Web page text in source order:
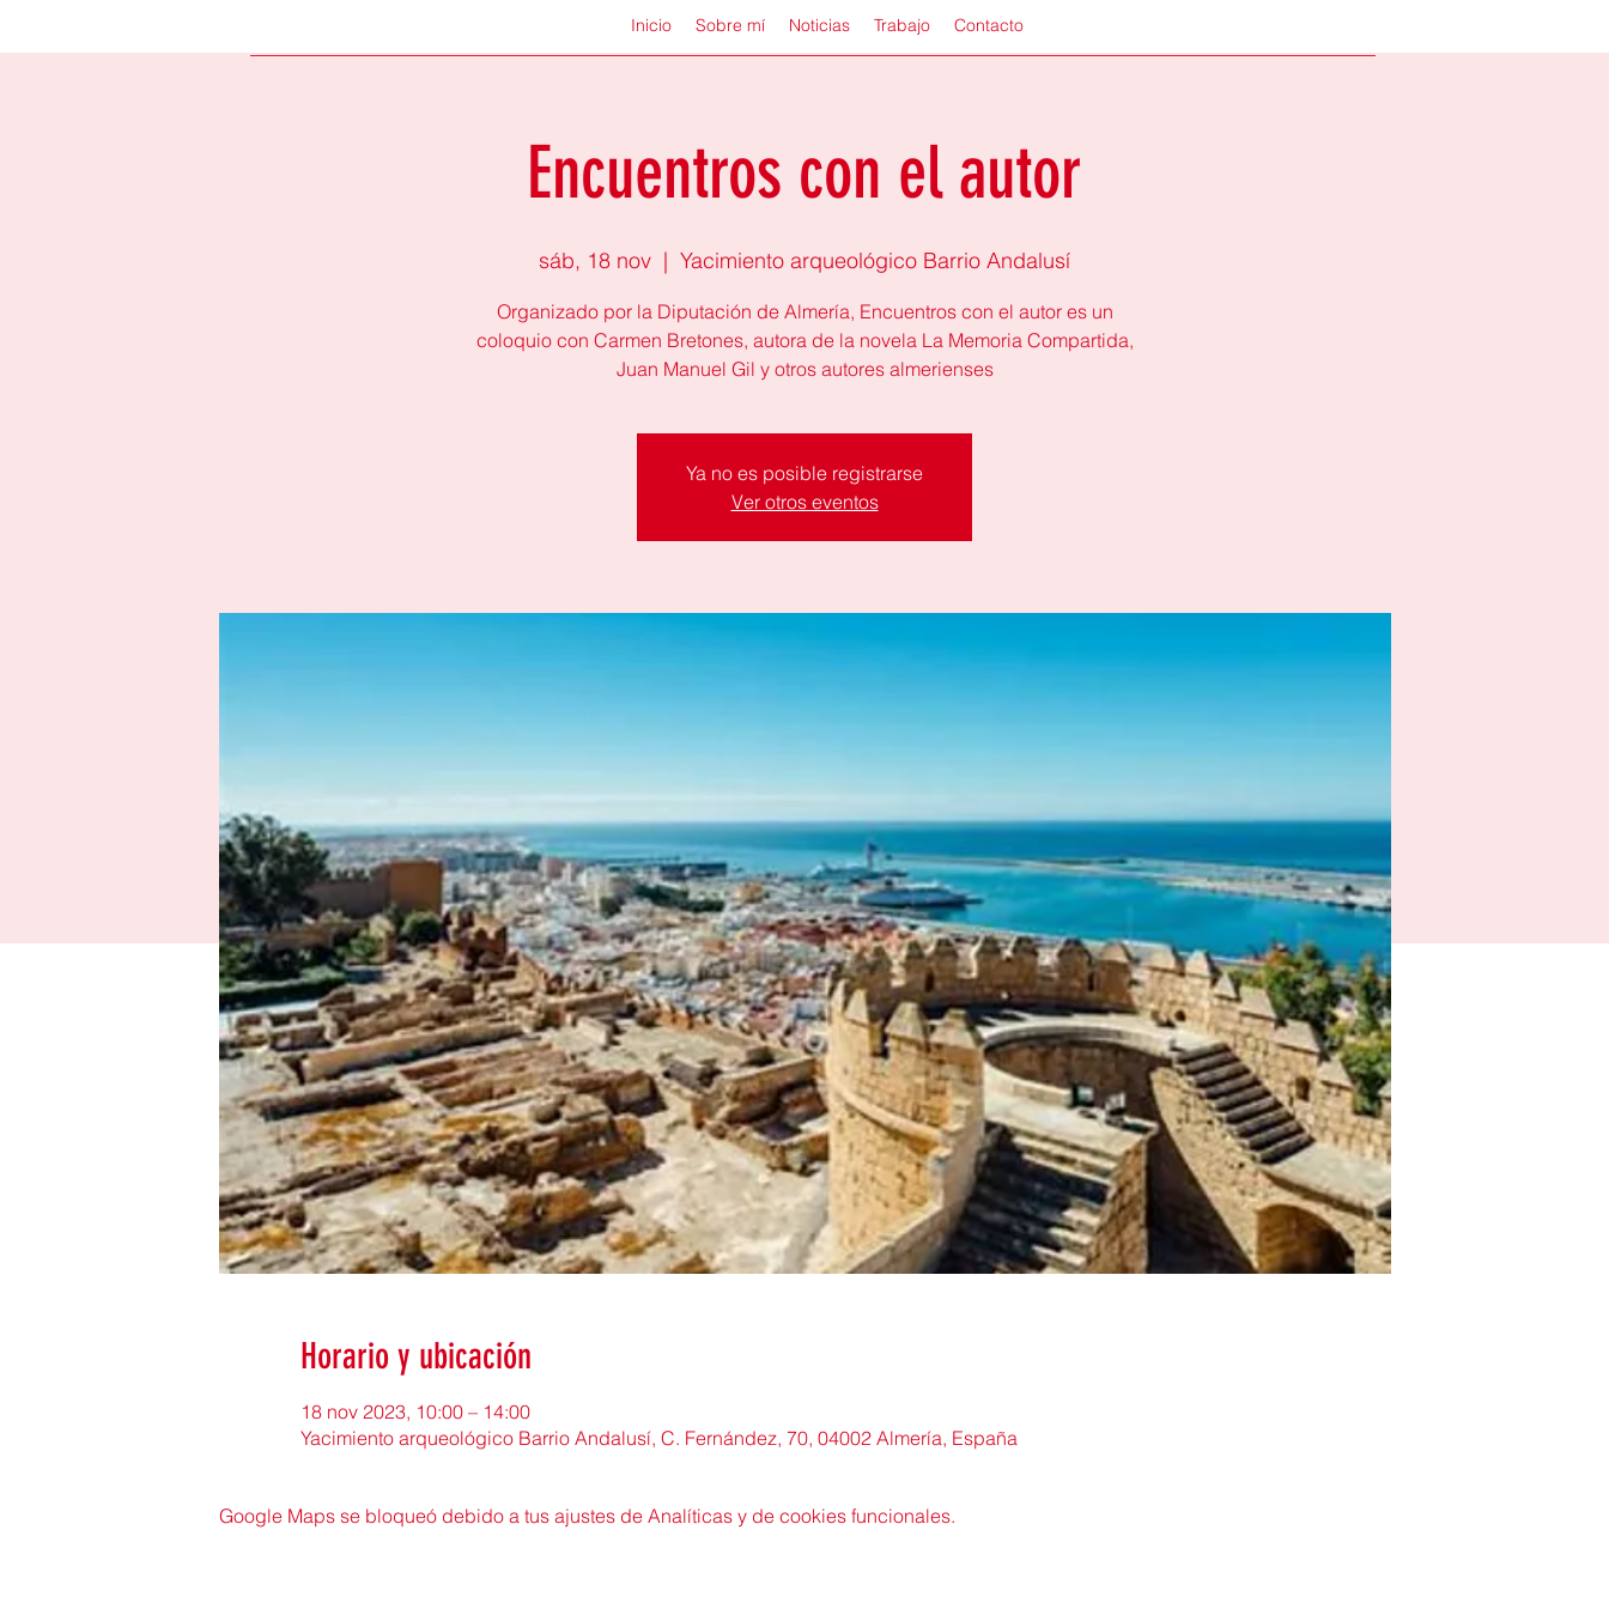
Inicio Sobre mí Noticias Trabajo Contacto
Encuentros con el autor
sáb, 18 nov
  |
Yacimiento arqueológico Barrio Andalusí
Organizado por la Diputación de Almería, Encuentros con el autor es un
coloquio con Carmen Bretones, autora de la novela La Memoria Compartida,
Juan Manuel Gil y otros autores almerienses
Ya no es posible registrarse
Ver otros eventos
Horario y ubicación
18 nov 2023, 10:00 – 14:00
Yacimiento arqueológico Barrio Andalusí, C. Fernández, 70, 04002 Almería, España
Google Maps se bloqueó debido a tus ajustes de Analíticas y de cookies funcionales.